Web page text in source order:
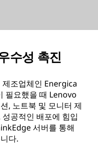
수성 촉진
조업체인 Energica
필요했을 때 Lenovo
, 노트북 및 모니터 제
공적인 배포에 힘입
서버를 통해
다.